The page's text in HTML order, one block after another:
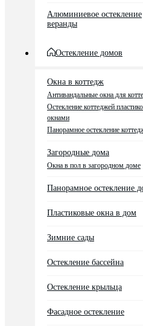
Алюминиевое остекление
веранды
Остекление домов
Окна в коттедж
Антивандальные окна для
Остекление коттеджей
окнами
Панорамное остекление
Загородные дома
Окна в пол в загородном доме
Панорамное остекление
Пластиковые окна в дом
Зимние сады
Остекление бассейна
Остекление крыльца
Фасадное остекление